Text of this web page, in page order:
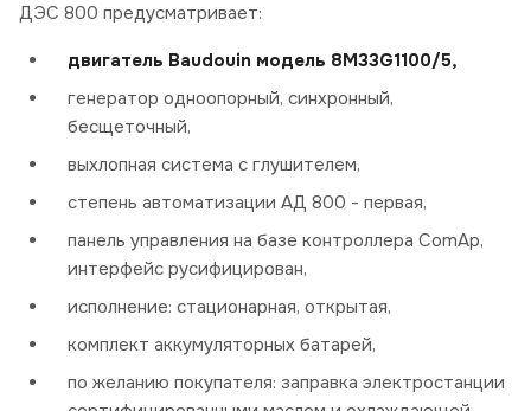
ДЭС 800 предусматривает:
двигатель Baudouin модель 8M33G1100/5,
генератор одноопорный, синхронный,
бесщеточный,
выхлопная система с глушителем,
степень автоматизации АД 800 - первая,
панель управления на базе контроллера ComAp,
интерфейс русифицирован,
исполнение: стационарная, открытая,
комплект аккумуляторных батарей,
по желанию покупателя: заправка электростанции